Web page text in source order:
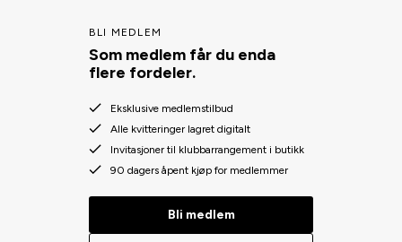
BLI MEDLEM
Som medlem får du enda
flere fordeler.
Eksklusive medlemstilbud
Alle kvitteringer lagret digitalt
Invitasjoner til klubbarrangement i butikk
90 dagers åpent kjøp for medlemmer
Bli medlem